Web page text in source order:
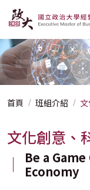
首頁 班組介紹
文化創意、
Be a
Economy